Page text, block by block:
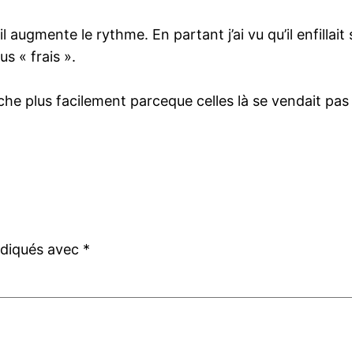
le rythme. En partant j’ai vu qu’il
« frais ».
plus facilement parceque celles là se vendait pas
avec *